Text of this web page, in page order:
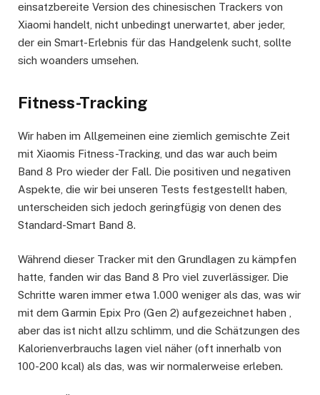
einsatzbereite Version des chinesischen Trackers von
Xiaomi handelt, nicht unbedingt unerwartet, aber jeder,
der ein Smart-Erlebnis für das Handgelenk sucht, sollte
sich woanders umsehen.
Fitness-Tracking
Wir haben im Allgemeinen eine ziemlich gemischte Zeit
mit Xiaomis Fitness-Tracking, und das war auch beim
Band 8 Pro wieder der Fall. Die positiven und negativen
Aspekte, die wir bei unseren Tests festgestellt haben,
unterscheiden sich jedoch geringfügig von denen des
Standard-Smart Band 8.
Während dieser Tracker mit den Grundlagen zu kämpfen
hatte, fanden wir das Band 8 Pro viel zuverlässiger. Die
Schritte waren immer etwa 1.000 weniger als das, was wir
mit dem Garmin Epix Pro (Gen 2) aufgezeichnet haben ,
aber das ist nicht allzu schlimm, und die Schätzungen des
Kalorienverbrauchs lagen viel näher (oft innerhalb von
100-200 kcal) als das, was wir normalerweise erleben.